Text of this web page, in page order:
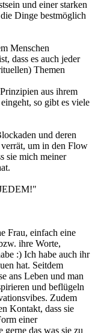
und einer starken
Dinge bestmöglich
Menschen
dass es auch jeder
Themen
aus ihrem
so gibt es viele
und deren
um in den Flow
sie mich meiner
Frau, einfach eine
ihre Worte,
:) Ich habe auch ihr
hat. Seitdem
ans Leben und man
und beflügeln
Zudem
Kontakt, dass sie
einer
das was sie zu